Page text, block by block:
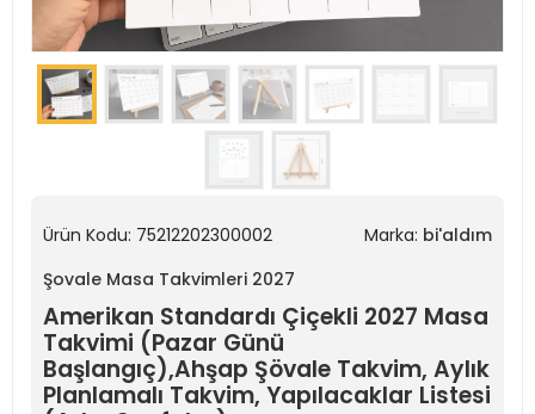
Ürün Kodu: 75212202300002 Marka: bi'aldım
Şovale Masa Takvimleri 2027
Amerikan Standardı Çiçekli 2027 Masa
Takvimi (Pazar Günü
Başlangıç),Ahşap Şövale Takvim, Aylık
Planlamalı Takvim, Yapılacaklar Listesi